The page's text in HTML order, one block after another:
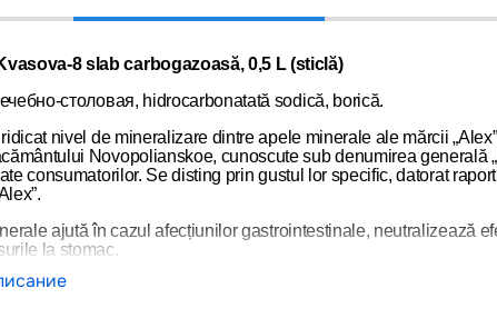
8 slab carbogazoasă, 0,5 L (sticlă)
-столовая, hidrocarbonatată sodică, borică.
nivel de mineralizare dintre apele minerale ale mărcii
Novopolianskoe, cunoscute sub denumirea
consumatorilor. Se disting prin gustul lor specific, datorat
ajută în cazul afecțiunilor gastrointestinale, neutralizează
la stomac.